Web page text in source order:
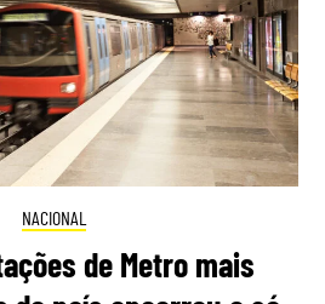
NACIONAL
de Metro mais